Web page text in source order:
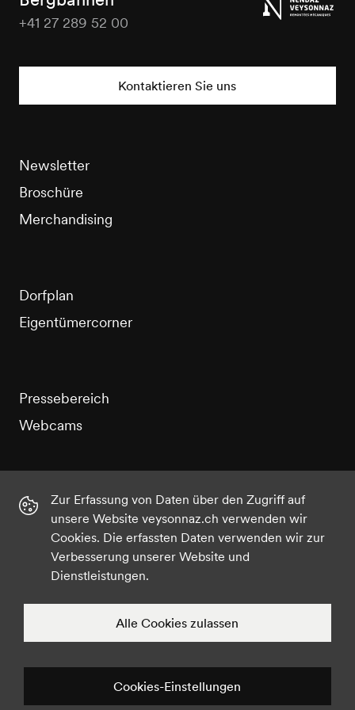
+41 27 289 52 00
Kontaktieren Sie uns
Newsletter
Broschüre
Merchandising
Dorfplan
Eigentümercorner
Pressebereich
Webcams
Facebook Twitter
Zur Erfassung von Daten über den Zugriff auf
unsere Website veysonnaz.ch verwenden wir
Cookies. Die erfassten Daten verwenden wir zur
Verbesserung unserer Website und
Dienstleistungen.
Cookies-Einstellungen